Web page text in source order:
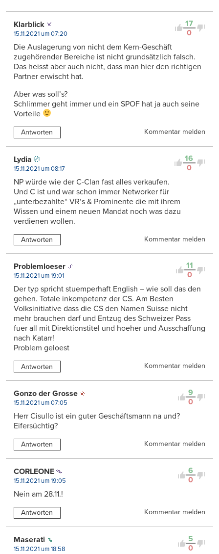
17
0
Klarblick
15.11.2021 um 07:20
Die Auslagerung von nicht dem Kern-Geschäft
zugehörender Bereiche ist nicht grundsätzlich falsch.
Das heisst aber auch nicht, dass man hier den richtigen
Partner erwischt hat.
Aber was soll’s?
Schlimmer geht immer und ein SPOF hat ja auch seine
Vorteile
Antworten Kommentar melden
16
0
Lydia
15.11.2021 um 08:17
NP würde wie der C-Clan fast alles verkaufen.
Und C ist und war schon immer Networker für
„unterbezahlte“ VR‘s & Prominente die mit ihrem
Wissen und einem neuen Mandat noch was dazu
verdienen wollen.
Antworten Kommentar melden
11
0
Problemloeser
15.11.2021 um 19:01
Der typ spricht stuemperhaft English – wie soll das den
gehen. Totale inkompetenz der CS. Am Besten
Volksinitiative dass die CS den Namen Suisse nicht
mehr brauchen darf und Entzug des Schweizer Pass
fuer all mit Direktionstitel und hoeher und Ausschaffung
nach Katarr!
Problem geloest
Antworten Kommentar melden
9
0
Gonzo der Grosse
15.11.2021 um 07:05
Herr Cisullo ist ein guter Geschäftsmann na und?
Eifersüchtig?
Antworten Kommentar melden
6
0
CORLEONE
15.11.2021 um 19:05
Nein am 28.11.!
Antworten Kommentar melden
5
0
Maserati
15.11.2021 um 18:58